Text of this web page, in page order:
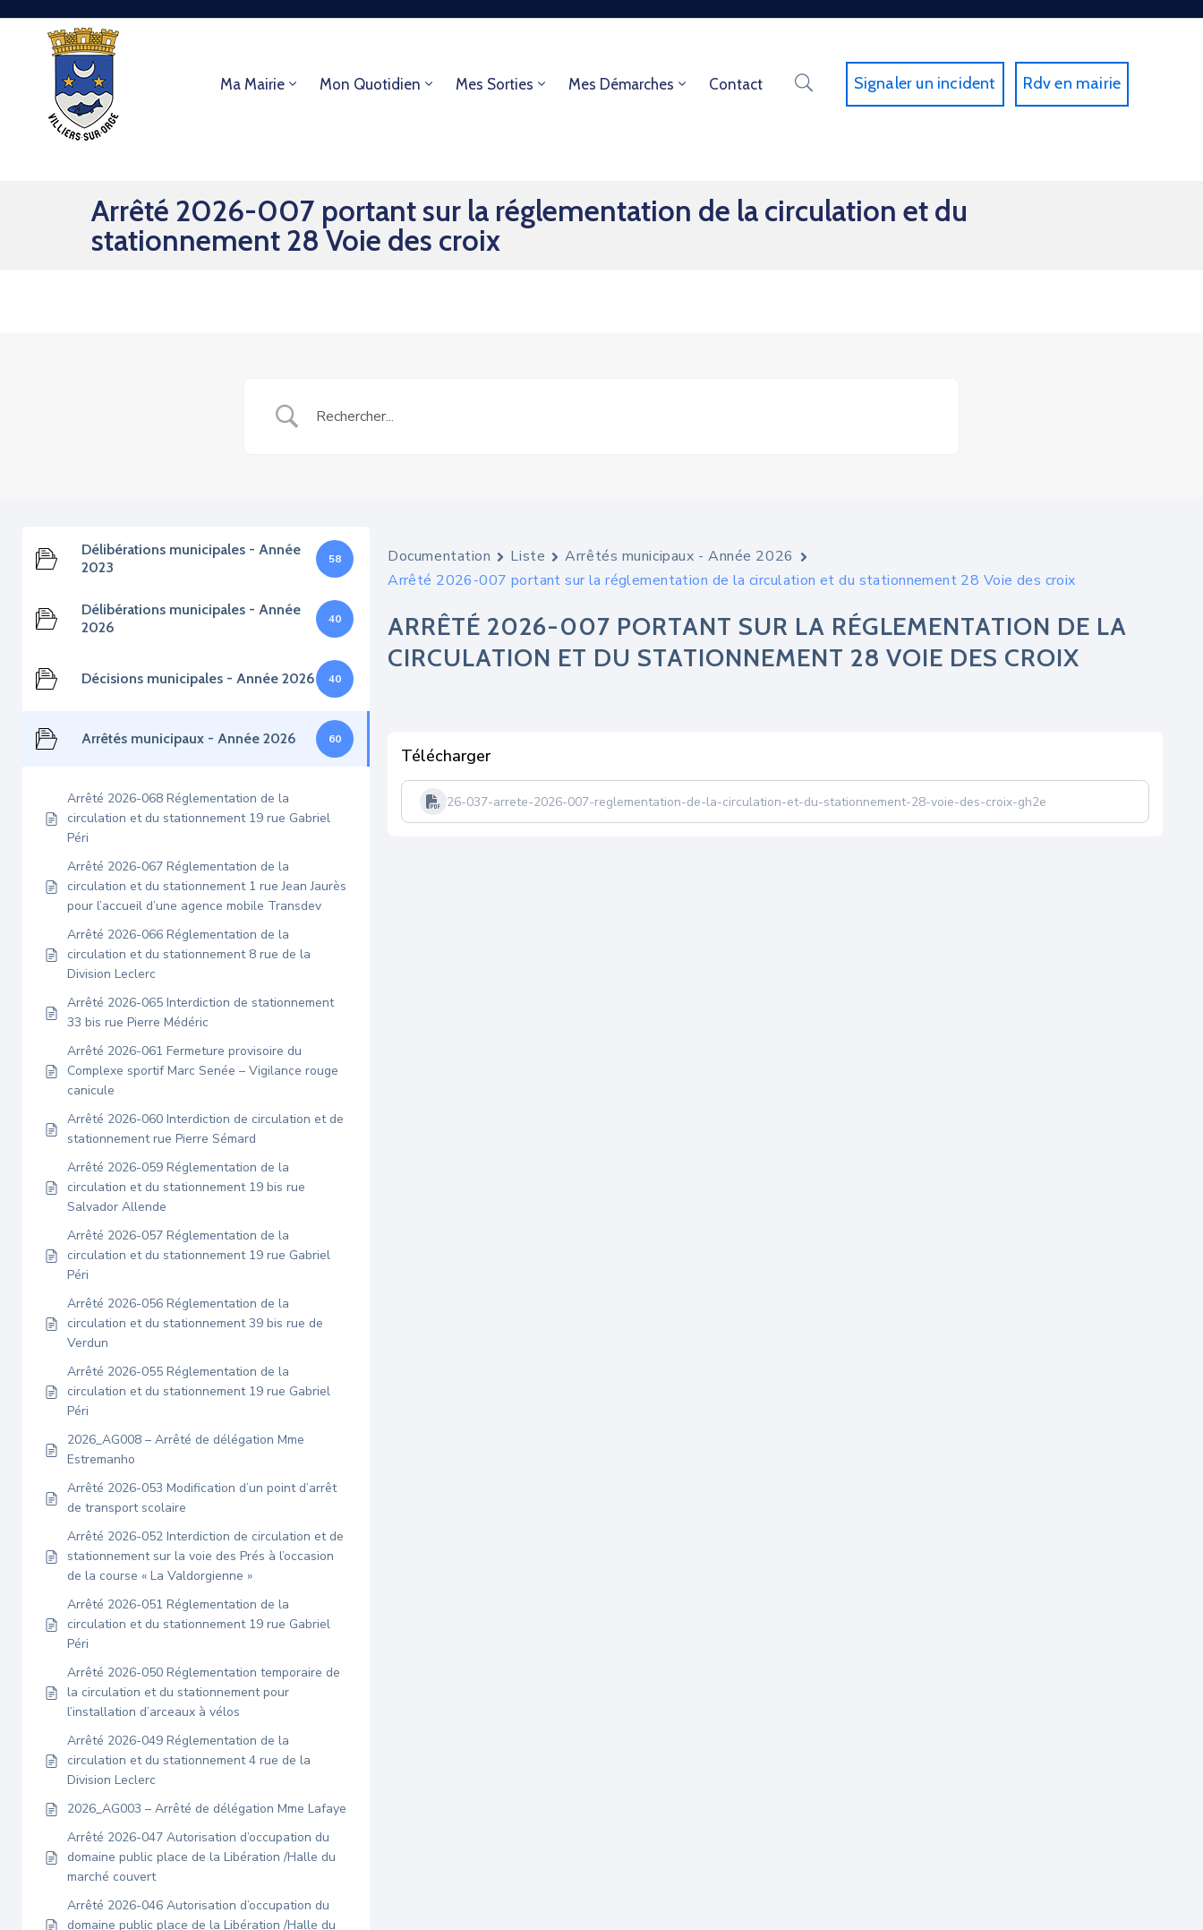
Ma Mairie Mon Quotidien Mes Sorties Mes Démarches Contact Signaler un incident Rdv en mairie
Arrêté 2026-007 portant sur la réglementation de la circulation et du
stationnement 28 Voie des croix
Délibérations municipales - Année
2023
58
Délibérations municipales - Année
2026
40
Décisions municipales - Année 2026 40
Arrêtés municipaux - Année 2026 60
Arrêté 2026-068 Réglementation de la
circulation et du stationnement 19 rue Gabriel
Péri
Arrêté 2026-067 Réglementation de la
circulation et du stationnement 1 rue Jean Jaurès
pour l’accueil d’une agence mobile Transdev
Arrêté 2026-066 Réglementation de la
circulation et du stationnement 8 rue de la
Division Leclerc
Arrêté 2026-065 Interdiction de stationnement
33 bis rue Pierre Médéric
Arrêté 2026-061 Fermeture provisoire du
Complexe sportif Marc Senée – Vigilance rouge
canicule
Arrêté 2026-060 Interdiction de circulation et de
stationnement rue Pierre Sémard
Arrêté 2026-059 Réglementation de la
circulation et du stationnement 19 bis rue
Salvador Allende
Arrêté 2026-057 Réglementation de la
circulation et du stationnement 19 rue Gabriel
Péri
Arrêté 2026-056 Réglementation de la
circulation et du stationnement 39 bis rue de
Verdun
Arrêté 2026-055 Réglementation de la
circulation et du stationnement 19 rue Gabriel
Péri
2026_AG008 – Arrêté de délégation Mme
Estremanho
Arrêté 2026-053 Modification d’un point d’arrêt
de transport scolaire
Arrêté 2026-052 Interdiction de circulation et de
stationnement sur la voie des Prés à l’occasion
de la course « La Valdorgienne »
Arrêté 2026-051 Réglementation de la
circulation et du stationnement 19 rue Gabriel
Péri
Arrêté 2026-050 Réglementation temporaire de
la circulation et du stationnement pour
l’installation d’arceaux à vélos
Arrêté 2026-049 Réglementation de la
circulation et du stationnement 4 rue de la
Division Leclerc
2026_AG003 – Arrêté de délégation Mme Lafaye
Arrêté 2026-047 Autorisation d’occupation du
domaine public place de la Libération /Halle du
marché couvert
Arrêté 2026-046 Autorisation d’occupation du
domaine public place de la Libération /Halle du
Documentation Liste
Arrêtés municipaux - Année 2026
Arrêté 2026-007 portant sur la réglementation de la circulation et du stationnement 28 Voie des croix
ARRÊTÉ 2026-007 PORTANT SUR LA RÉGLEMENTATION DE LA
CIRCULATION ET DU STATIONNEMENT 28 VOIE DES CROIX
Télécharger
26-037-arrete-2026-007-reglementation-de-la-circulation-et-du-stationnement-28-voie-des-croix-gh2e